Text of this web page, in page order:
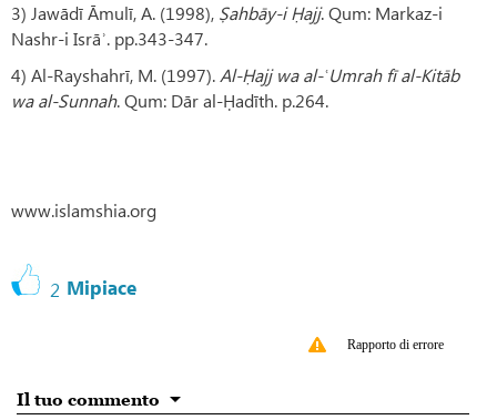
3) Jawādī Āmulī, A. (1998), Ṣahbāy-i Ḥajj. Qum: Markaz-i
Nashr-i Isrāʾ. pp.343-347.
4) Al-Rayshahrī, M. (1997).Al-Ḥajj wa al-ʿUmrah fī al-Kitāb
wa al-Sunnah. Qum: Dār al-Ḥadīth. p.264.
www.islamshia.org
2 Mipiace
Rapporto di errore
Il tuo commento